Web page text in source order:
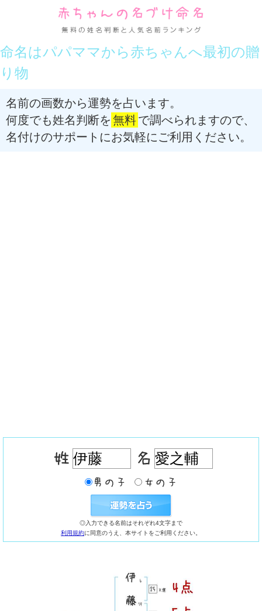
命名はパパママから赤ちゃんへ最初の贈
り物
名前の画数から運勢を占います。
何度でも姓名判断を 無料で調べられますので、
名付けのサポートにお気軽にご利用ください。
◎入力できる名前はそれぞれ4文字まで
利用規約に同意のうえ、本サイトをご利用ください。